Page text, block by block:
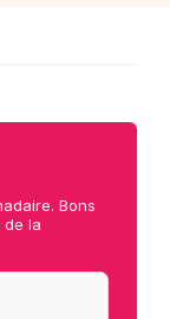
Bons
de la